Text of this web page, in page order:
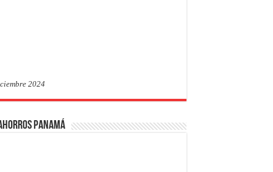
2024
Panamá